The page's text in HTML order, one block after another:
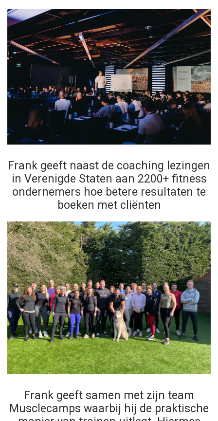
Frank geeft naast de coaching lezingen
in Verenigde Staten aan 2200+ fitness
ondernemers hoe betere resultaten te
boeken met cliënten
Frank geeft samen met zijn team
Musclecamps waarbij hij de praktische